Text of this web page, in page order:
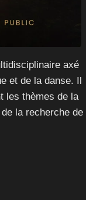
axé
et de la danse. Il
les thèmes de la
la recherche de